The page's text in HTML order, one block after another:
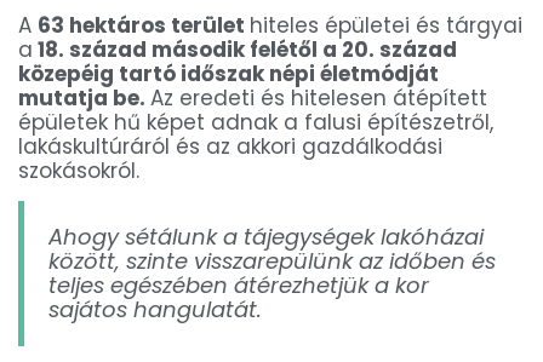
A 63 hektáros terület hiteles épületei és tárgyai
a 18. század második felétől a 20. század
közepéig tartó időszak népi életmódját
mutatja be. Az eredeti és hitelesen átépített
épületek hű képet adnak a falusi építészetről,
lakáskultúráról és az akkori gazdálkodási
szokásokról.
Ahogy sétálunk a tájegységek lakóházai
között, szinte visszarepülünk az időben és
teljes egészében átérezhetjük a kor
sajátos hangulatát.